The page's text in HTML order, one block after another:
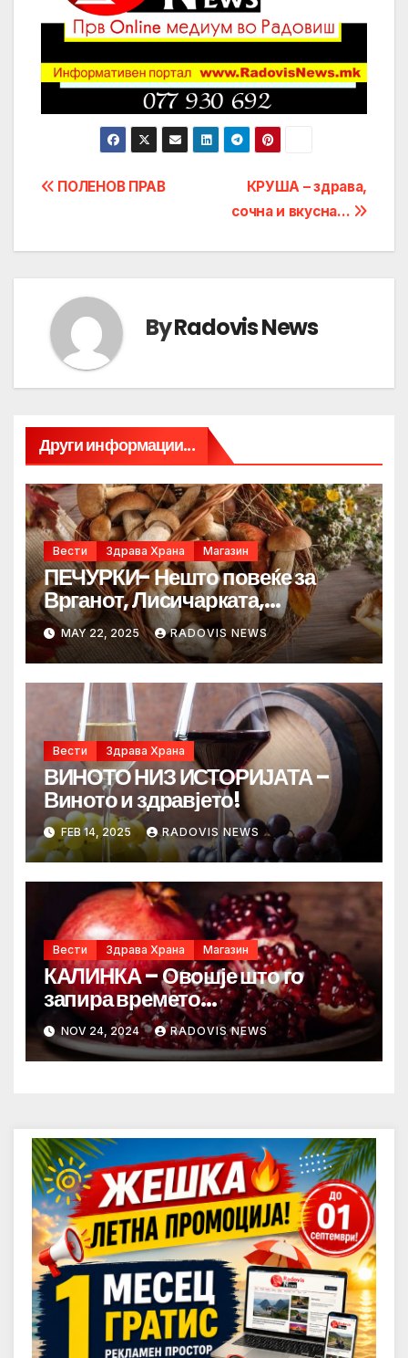
Post
КРУША – здрава,
сочна и вкусна…
ПОЛЕНОВ ПРАВ
ByRadovis News
Други информации...
Вести Здрава Храна Магазин
ПЕЧУРКИ- Нешто повеќе за
Врганот, Лисичарката,
Јајчарката и Смрчакот….
MAY 22, 2025 RADOVIS NEWS
Вести Здрава Храна
ВИНОТО НИЗ ИСТОРИЈАТА –
Виното и здравјето!
FEB 14, 2025 RADOVIS NEWS
Вести Здрава Храна Магазин
КАЛИНКА – Овошје што го
запира времето…
NOV 24, 2024 RADOVIS NEWS